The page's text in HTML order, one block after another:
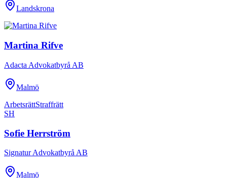
Landskrona
Martina Rifve
Adacta Advokatbyrå AB
Malmö
ArbetsrättStraffrätt
SH
Sofie Herrström
Signatur Advokatbyrå AB
Malmö